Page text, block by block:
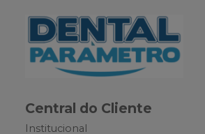
Central do Cliente
Institucional